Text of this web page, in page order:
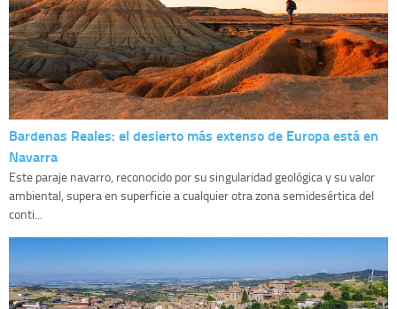
Bardenas Reales: el desierto más extenso de Europa está en
Navarra
Este paraje navarro, reconocido por su singularidad geológica y su valor
ambiental, supera en superficie a cualquier otra zona semidesértica del
conti...